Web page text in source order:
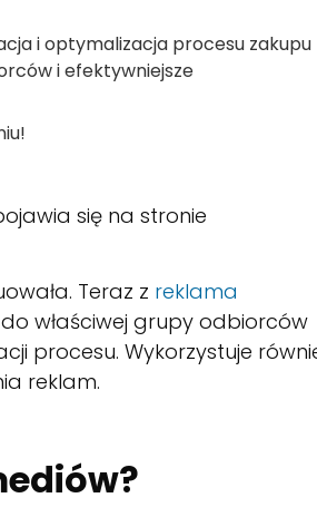
i optymalizacja procesu zakupu
i efektywniejsze
się na stronie
Teraz z reklama
właściwej grupy odbiorców
procesu. Wykorzystuje
reklam.